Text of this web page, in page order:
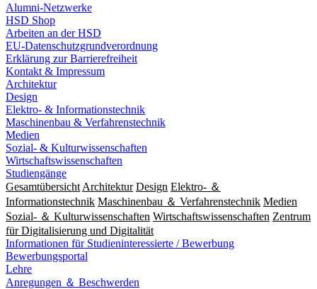
Alumni-Netzwerke
HSD Shop
Arbeiten an der HSD
EU-Datenschutzgrundverordnung
Erklärung zur Barrierefreiheit
Kontakt & Impressum
Architektur
Design
Elektro- & Informationstechnik
Maschinenbau & Verfahrenstechnik
Medien
Sozial- & Kulturwissenschaften
Wirtschaftswissenschaften
Studiengänge
Gesamtübersicht Architektur Design Elektro- ＆
Informationstechnik Maschinenbau ＆ Verfahrenstechnik Medien
Sozial- ＆ Kulturwissenschaften Wirtschaftswissenschaften Zentrum
für Digitalisierung und Digitalität
Informationen für Studieninteressierte / Bewerbung
Bewerbungsportal
Lehre
Anregungen ＆ Beschwerden